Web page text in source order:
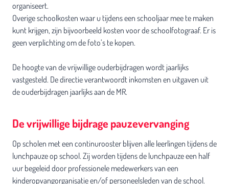
organiseert.
Overige schoolkosten waar u tijdens een schooljaar mee te maken
kunt krijgen, zijn bijvoorbeeld kosten voor de schoolfotograaf. Er is
geen verplichting om de foto’s te kopen.
De hoogte van de vrijwillige ouderbijdragen wordt jaarlijks
vastgesteld. De directie verantwoordt inkomsten en uitgaven uit
de ouderbijdragen jaarlijks aan de MR.
De vrijwillige bijdrage pauzevervanging
Op scholen met een continurooster blijven alle leerlingen tijdens de
lunchpauze op school. Zij worden tijdens de lunchpauze een half
uur begeleid door professionele medewerkers van een
kinderopvangorganisatie en/of personeelsleden van de school.